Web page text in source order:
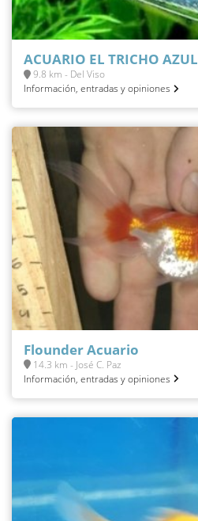
ACUARIO EL TRICHO AZUL
9.8 km - Del Viso
Información, entradas y opiniones
Flounder Acuario
14.3 km - José C. Paz
Información, entradas y opiniones